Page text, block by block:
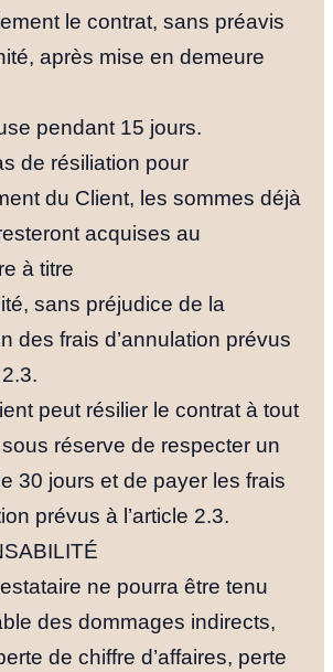
le contrat, sans préavis
après mise en demeure
pendant 15 jours.
de résiliation pour
du Client, les sommes déjà
acquises au
à titre
sans préjudice de la
des frais d’annulation prévus
peut résilier le contrat à tout
réserve de respecter un
30 jours et de payer les frais
prévus à l’article 2.3.
ne pourra être tenu
des dommages indirects,
de chiffre d’affaires, perte